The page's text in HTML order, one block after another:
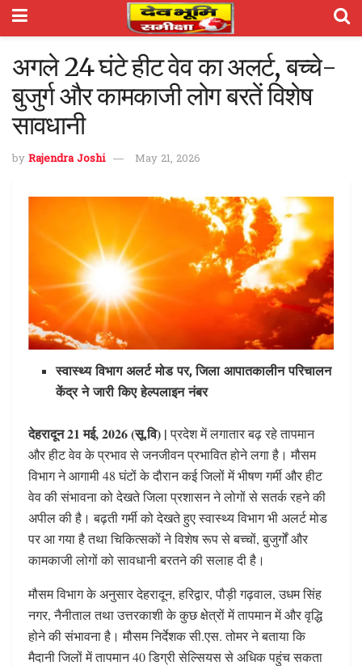
अगले 24 घंटे हीट वेव का अलर्ट, बच्चे-
बुजुर्ग और कामकाजी लोग बरतें विशेष
सावधानी
by Rajendra Joshi May 21, 2026
स्वास्थ्य विभाग अलर्ट मोड पर, जिला आपातकालीन परिचालन
केंद्र ने जारी किए हेल्पलाइन नंबर
देहरादून 21 मई, 2026 (सू.वि) |प्रदेश में लगातार बढ़ रहे तापमान
और हीट वेव के प्रभाव से जनजीवन प्रभावित होने लगा है। मौसम
विभाग ने आगामी 48 घंटों के दौरान कई जिलों में भीषण गर्मी और हीट
वेव की संभावना को देखते जिला प्रशासन ने लोगों से सतर्क रहने की
अपील की है। बढ़ती गर्मी को देखते हुए स्वास्थ्य विभाग भी अलर्ट मोड
पर आ गया है तथा चिकित्सकों ने विशेष रूप से बच्चों, बुजुर्गों और
कामकाजी लोगों को सावधानी बरतने की सलाह दी है।
मौसम विभाग के अनुसार देहरादून, हरिद्वार, पौड़ी गढ़वाल, उधम सिंह
नगर, नैनीताल तथा उत्तरकाशी के कुछ क्षेत्रों में तापमान में और वृद्धि
होने की संभावना है। मौसम निर्देशक सी.एस. तोमर ने बताया कि
मैदानी जिलों में तापमान 40 डिग्री सेल्सियस से अधिक पहुंच सकता